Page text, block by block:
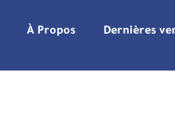
À Propos Dernières